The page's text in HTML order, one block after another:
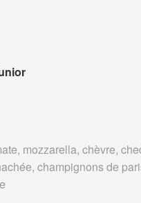
mozzarella, chèvre,
champignons de